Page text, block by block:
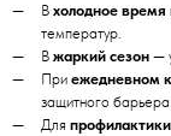
В холодное время
температур.
В жаркий сезон —
При ежедневном
защитного барьера.
Для профилактики